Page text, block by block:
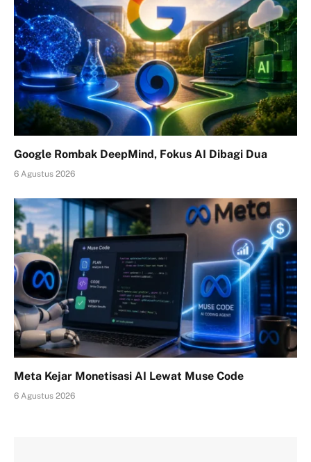
Google Rombak DeepMind, Fokus AI Dibagi Dua
6 Agustus 2026
Meta Kejar Monetisasi AI Lewat Muse Code
6 Agustus 2026